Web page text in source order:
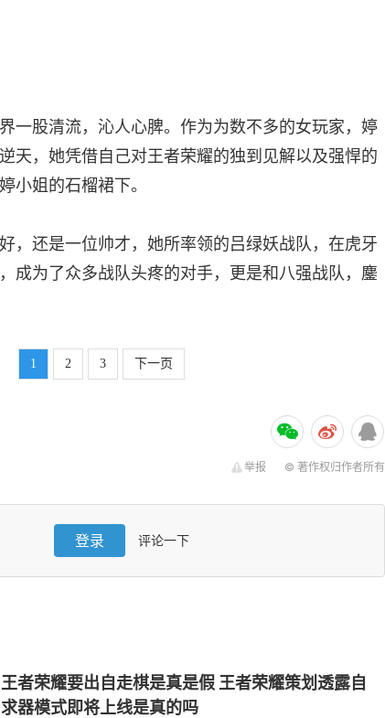
股清流，沁人心脾。作为为数不多的女玩家，婷
天，她凭借自己对王者荣耀的独到见解以及强悍的
小姐的石榴裙下。
还是一位帅才，她所率领的吕绿妖战队，在虎牙
成为了众多战队头疼的对手，更是和八强战队，鏖
1 2 3 下一页
© 著作权归作者所有
举报
登录 评论一下
王者荣耀要出自走棋是真是假 王者荣耀策划透露自
求器模式即将上线是真的吗